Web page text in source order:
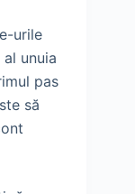
urile
unuia
pas
să